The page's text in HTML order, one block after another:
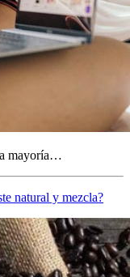
mayoría…
natural y mezcla?